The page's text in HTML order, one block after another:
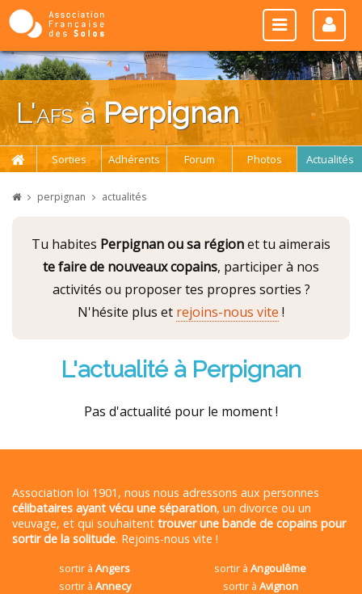
L'afsàPerpignan
Sorties Adhérents Forum Photos Actualités
perpignan actualités
Tu habites Perpignan ou sa régionet tu aimerais
te faire de nouveaux copains, participer à nos
activités ou proposer tes propres sorties ?
N'hésite plus et rejoins-nous vite !
L'actualité à Perpignan
Pas d'actualité pour le moment !
Association loi 1901, nous nous adressons aux personnes
célibataires ayant vécu une séparation, un divorce ou un
veuvage, et qui souhaitent trouver une bande de copains pour
sortir de la solitude. Rejoins-nous vite !
sortir àAngers sortir àAngoulême
sortir à Annecy sortir à Avignon